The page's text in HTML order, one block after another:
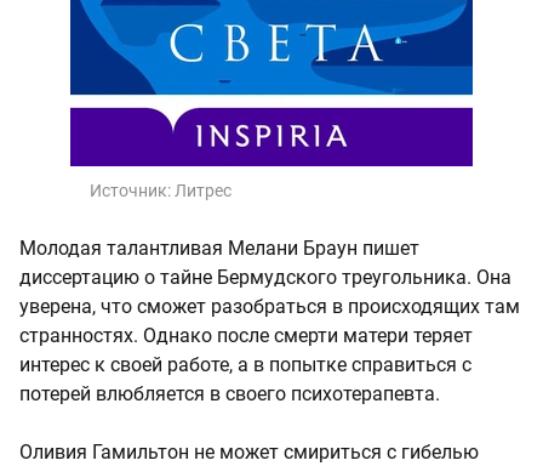
Источник: Литрес
Молодая талантливая Мелани Браун пишет
диссертацию о тайне Бермудского треугольника. Она
уверена, что сможет разобраться в происходящих там
странностях. Однако после смерти матери теряет
интерес к своей работе, а в попытке справиться с
потерей влюбляется в своего психотерапевта.
Оливия Гамильтон не может смириться с гибелью